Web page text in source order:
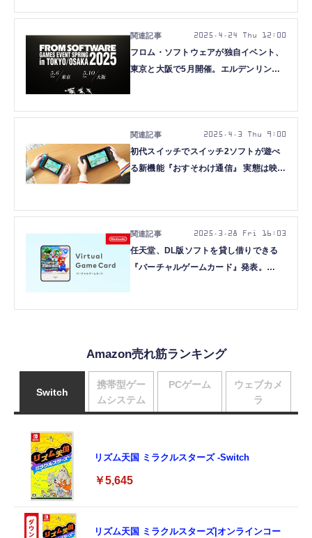
フロム・ソフトウェアが独自イベント、
東京と大阪で5月開催。エルデンリング
2025.4.24 Thu 12:00
初代スイッチでスイッチ2ソフトが遊べ
る新機能『おすそわけ通信』 実態は映像
2025.4.3 Thu 9:00
任天堂、DL版ソフトを貸し借りできる
『バーチャルゲームカード』発表。
2025.3.28 Fri 16:03
Amazon売れ筋ランキング
Switch
リズム天国 ミラクルスターズ -Switch
￥5,645
リズム天国 ミラクルスターズ|オンラインコー
携帯型ゲー
ムシステム
PCゲーム
ウェブカメ
ラ